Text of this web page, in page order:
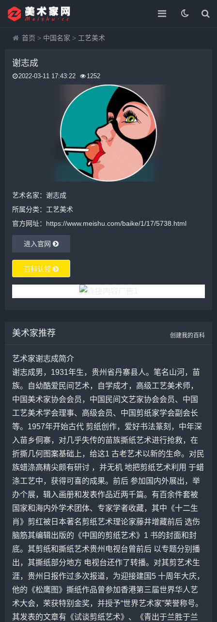
首页 > 中国名家 > 工艺美术
谢志成
2022-03-11 17:43:22 1252
艺术名家：谢志成
所属分类： 工艺美术
官方网址：https://www.meishu.com/baike/1/17/5738.html
进入官网
百科认领
美术家推荐 创建我的百科
艺术家谢志成简介
谢志成男，1931年生，贵州省丹寨县人。笔名山河，苗
族。自幼酷爱民间艺术，自学成才，高级工艺美术师，
中国美术家协会会员，中国民间文艺家协会会员、中国
工艺美术学会理事、高级会员、中国剪纸家学会副会长
等。1957年开始古代 剪纸创作，爱好书法篆刻，中年深
入苗乡侗寨，对几乎失传的苗族撕纸艺术进行抢救，在
折撕几何图案基础上，给这1 古老艺术以新的生命。对民
族蜡涤高精尖颇有研讨 ，并无机 地把剪纸艺术利用 于蜡
涤工艺中，获得可喜的成果。前后 参加国内外展出，举
办个展，辑入画册和发表作品近两千篇。有百余件套被
国家和海内外学术团体、专家学者收藏，其中《十二生
肖》剪红被日本著名剪纸艺术理论家藤井增藏前后 选伤
脑筋其编辑出版的《中国的剪纸艺术》1 书的封面和封
底。其剪纸和撕纸艺术贵州电视台曾前后 以专题分别播
出，其撕纸部分地方 电视台还作了转播。对其剪艺术生
涯，贵州日报作过多次报道，为迎接建国5 十周年大庆，
他的《松鹰图》撕纸作品曾参加香港第三届世界华人艺
术大会，荣获特别金奖，并授予“世界艺术家”荣誉称号。
其发表的文章有《试谈剪纸艺术》、《青出于兰胜于兰